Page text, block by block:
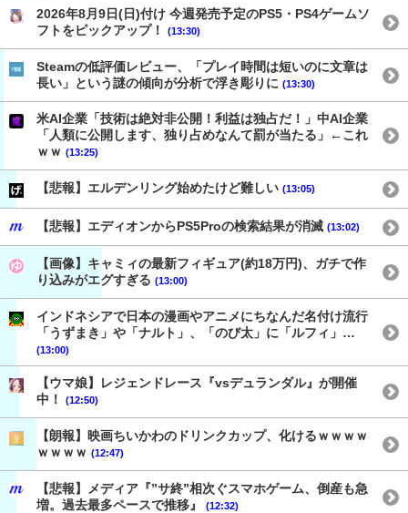
2026年8月9日(日)付け 今週発売予定のPS5・PS4ゲームソ
フトをピックアップ！
(13:30)
Steamの低評価レビュー、「プレイ時間は短いのに文章は
長い」という謎の傾向が分析で浮き彫りに (13:30)
米AI企業「技術は絶対非公開！利益は独占だ！」中AI企業
「人類に公開します、独り占めなんて罰が当たる」←これ
ｗｗ (13:25)
【悲報】エルデンリング始めたけど難しい (13:05)
【悲報】エディオンからPS5Proの検索結果が消滅 (13:02)
【画像】キャミィの最新フィギュア(約18万円)、ガチで作
り込みがエグすぎる (13:00)
インドネシアで日本の漫画やアニメにちなんだ名付け流行
「うずまき」や「ナルト」、「のび太」に「ルフィ」…
(13:00)
【ウマ娘】レジェンドレース『vsデュランダル』が開催
中！
(12:50)
【朗報】映画ちいかわのドリンクカップ、化けるｗｗｗｗ
ｗｗｗｗ (12:47)
【悲報】メディア『”サ終”相次ぐスマホゲーム、倒産も急
増。過去最多ペースで推移』
(12:32)